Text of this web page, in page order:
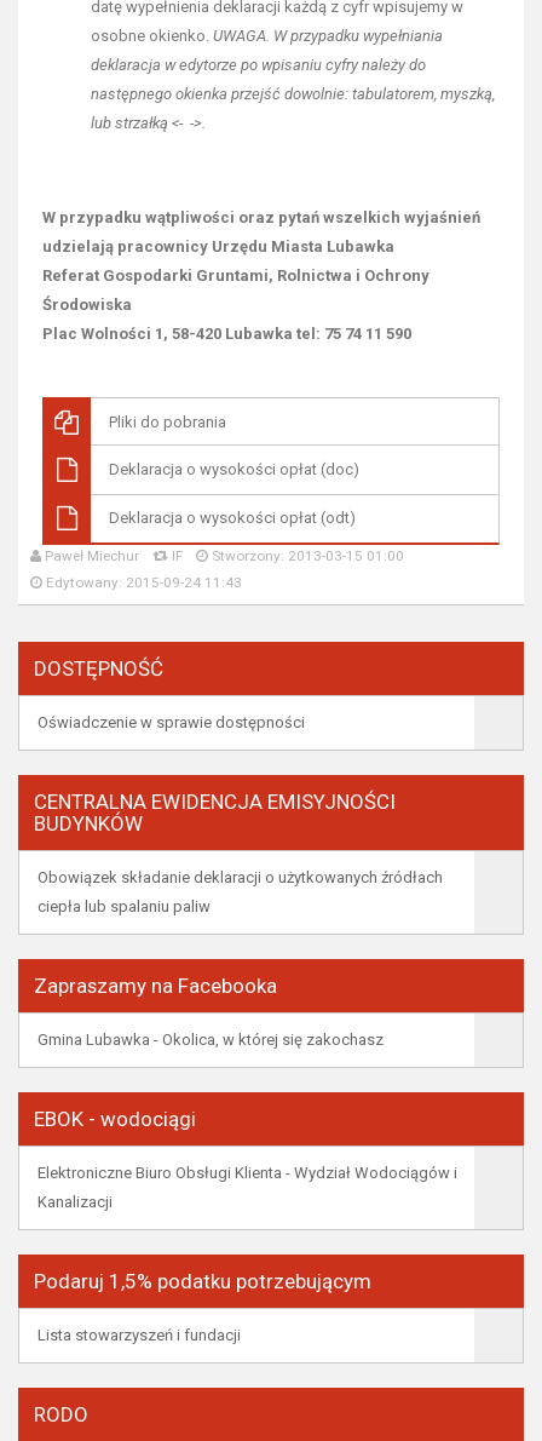
datę wypełnienia deklaracji każdą z cyfr wpisujemy w
osobne okienko. UWAGA. W przypadku wypełniania
deklaracja w edytorze po wpisaniu cyfry należy do
następnego okienka przejść dowolnie: tabulatorem, myszką,
lub strzałką <- ->.
W przypadku wątpliwości oraz pytań wszelkich wyjaśnień
udzielają pracownicy Urzędu Miasta Lubawka
Referat Gospodarki Gruntami, Rolnictwa i Ochrony
Środowiska
Plac Wolności 1, 58-420 Lubawka tel: 75 74 11 590
Pliki do pobrania
Deklaracja o wysokości opłat (doc)
Deklaracja o wysokości opłat (odt)
Paweł Miechur IF
Stworzony: 2013-03-15 01:00
Edytowany: 2015-09-24 11:43
DOSTĘPNOŚĆ
Oświadczenie w sprawie dostępności
CENTRALNA EWIDENCJA EMISYJNOŚCI
BUDYNKÓW
Obowiązek składanie deklaracji o użytkowanych źródłach
ciepła lub spalaniu paliw
Zapraszamy na Facebooka
Gmina Lubawka - Okolica, w której się zakochasz
EBOK - wodociągi
Elektroniczne Biuro Obsługi Klienta - Wydział Wodociągów i
Kanalizacji
Podaruj 1,5% podatku potrzebującym
Lista stowarzyszeń i fundacji
RODO